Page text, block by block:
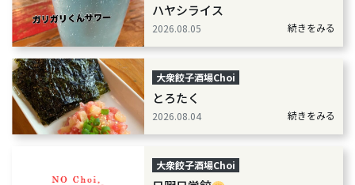
ハヤシライス
2026.08.05 続きをみる
大衆餃子酒場Choi
とろたく
2026.08.04 続きをみる
大衆餃子酒場Choi